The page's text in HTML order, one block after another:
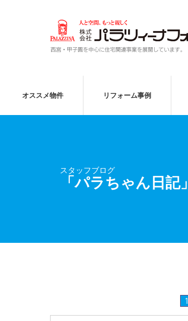
オススメ物件 リフォーム事例
スタッフブログ
「パラちゃん日記」
1